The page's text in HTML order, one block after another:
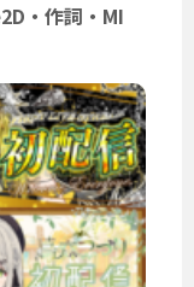
・作詞・MI